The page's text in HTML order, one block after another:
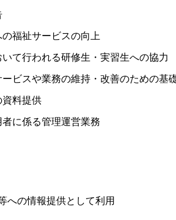
福祉サービスの向上
て行われる研修生・実習生への協力
ビスや業務の維持・改善のための基
料提供
に係る管理運営業務
への情報提供として利用